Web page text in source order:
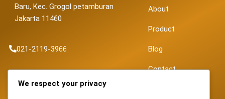
Baru, Kec. Grogol petamburan
Jakarta 11460
021-2119-3966
sales@fortunapancaransakti.com
About
Product
Blog
Contact
We respect your privacy